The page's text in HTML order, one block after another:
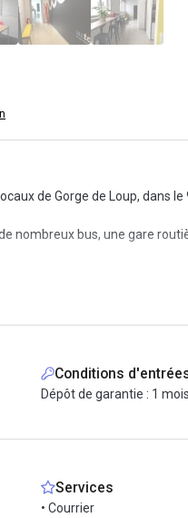
de Gorge de Loup, dans
nombreux bus, une gare
conditions possibles sans
mobilier,
une terrasse!
Conditions
Dépôt de garantie : 1 mois
Services
• Courrier